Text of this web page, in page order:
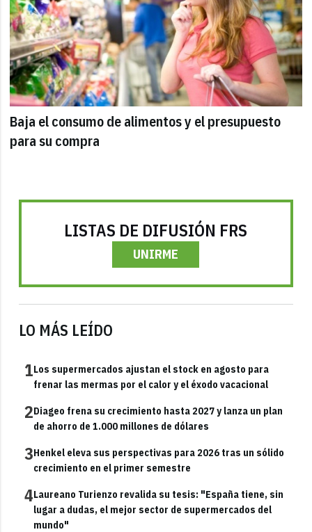
Baja el consumo de alimentos y el presupuesto
para su compra
LISTAS DE DIFUSIÓN FRS
UNIRME
LO MÁS LEÍDO
1Los supermercados ajustan el stock en agosto para
frenar las mermas por el calor y el éxodo vacacional
2Diageo frena su crecimiento hasta 2027 y lanza un plan
de ahorro de 1.000 millones de dólares
3Henkel eleva sus perspectivas para 2026 tras un sólido
crecimiento en el primer semestre
4Laureano Turienzo revalida su tesis: "España tiene, sin
lugar a dudas, el mejor sector de supermercados del
mundo"